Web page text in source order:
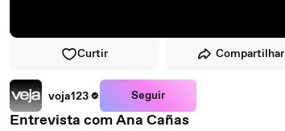
Curtir Compartilhar
voja123 Seguir
Entrevista com Ana Cañas